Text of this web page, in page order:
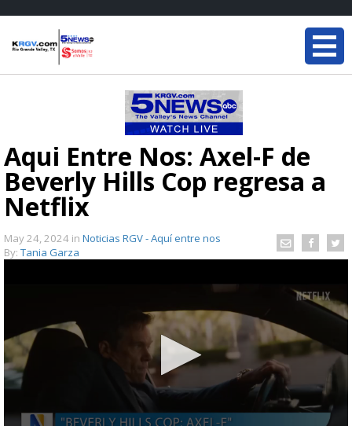
Aqui Entre Nos: Axel-F de
Beverly Hills Cop regresa a
Netflix
May 24, 2024 in Noticias RGV - Aquí entre nos
By: Tania Garza